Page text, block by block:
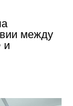
между
и